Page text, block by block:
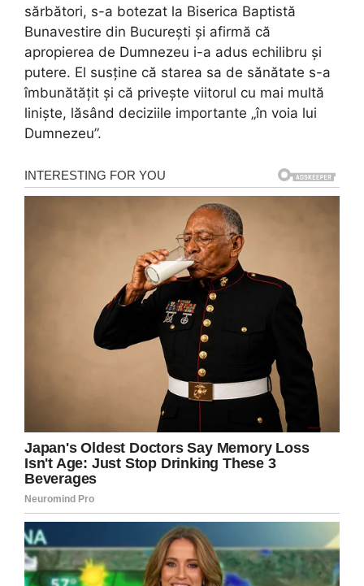
sărbători, s-a botezat la Biserica Baptistă
Bunavestire din București și afirmă că
apropierea de Dumnezeu i-a adus echilibru și
putere. El susține că starea sa de sănătate s-a
îmbunătățit și că privește viitorul cu mai multă
liniște, lăsând deciziile importante „în voia lui
Dumnezeu”.